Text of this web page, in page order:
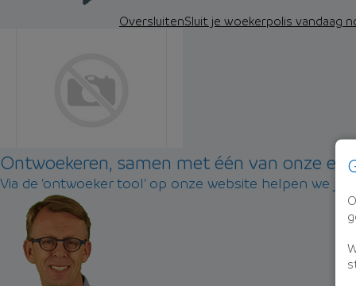
OversluitenSluit je woekerpolis vandaag
Ontwoekeren, samen met één van onze
Via de 'ontwoeker tool' op onze website helpen we je